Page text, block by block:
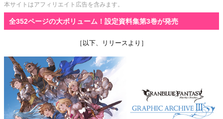
本サイトはアフィリエイト広告を含みます。
全352ページの大ボリューム！設定資料集第3巻が発売
［以下、リリースより］